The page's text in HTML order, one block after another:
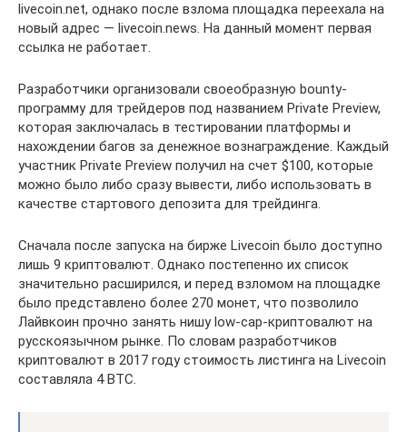
livecoin.net, однако после взлома площадка переехала на
новый адрес — livecoin.news. На данный момент первая
ссылка не работает.
Разработчики организовали своеобразную bounty-
программу для трейдеров под названием Private Preview,
которая заключалась в тестировании платформы и
нахождении багов за денежное вознаграждение. Каждый
участник Private Preview получил на счет $100, которые
можно было либо сразу вывести, либо использовать в
качестве стартового депозита для трейдинга.
Сначала после запуска на бирже Livecoin было доступно
лишь 9 криптовалют. Однако постепенно их список
значительно расширился, и перед взломом на площадке
было представлено более 270 монет, что позволило
Лайвкоин прочно занять нишу low-cap-криптовалют на
русскоязычном рынке. По словам разработчиков
криптовалют в 2017 году стоимость листинга на Livecoin
составляла 4 BTC.